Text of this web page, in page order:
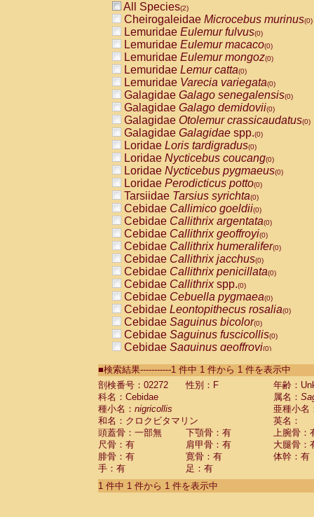
All Species(2)
Cheirogaleidae Microcebus murinus(0)
Lemuridae Eulemur fulvus(0)
Lemuridae Eulemur macaco(0)
Lemuridae Eulemur mongoz(0)
Lemuridae Lemur catta(0)
Lemuridae Varecia variegata(0)
Galagidae Galago senegalensis(0)
Galagidae Galago demidovii(0)
Galagidae Otolemur crassicaudatus(0)
Galagidae Galagidae spp.(0)
Loridae Loris tardigradus(0)
Loridae Nycticebus coucang(0)
Loridae Nycticebus pygmaeus(0)
Loridae Perodicticus potto(0)
Tarsiidae Tarsius syrichta(0)
Cebidae Callimico goeldii(0)
Cebidae Callithrix argentata(0)
Cebidae Callithrix geoffroyi(0)
Cebidae Callithrix humeralifer(0)
Cebidae Callithrix jacchus(0)
Cebidae Callithrix penicillata(0)
Cebidae Callithrixspp.(0)
Cebidae Cebuella pygmaea(0)
Cebidae Leontopithecus rosalia(0)
Cebidae Saguinus bicolor(0)
Cebidae Saguinus fuscicollis(0)
Cebidae Saguinus geoffroyi(0)
CebidaeSaguinus labiatus(0)
Cebidae Saguinus leucopus (0)
Cebidae
CebidaeSaguinus mystax
CebidaeSaguinus nigricollis (1)
Cebidae Saguinus oedipus
Cebidae Saguinus weddelli
Cebidae Saguinusspp.
Cebidae Aotus trivirgatus
Cebidae Cebus albifrons
■検索結果-----------1 件中 1 件から 1 件を表示中
剖検番号：02272
性別：F
年齢：
科名：Cebidae
属名：
種小名： nigricollis
亜種小名
和名：クロクビタマリン
英名：
頭蓋骨：一部無
下顎骨：有
上腕骨：
尺骨：有
肩甲骨：有
大腿骨：
腓骨：有
寛骨：有
体幹：有
手：有
足：有
1 件中 1 件から 1 件を表示中